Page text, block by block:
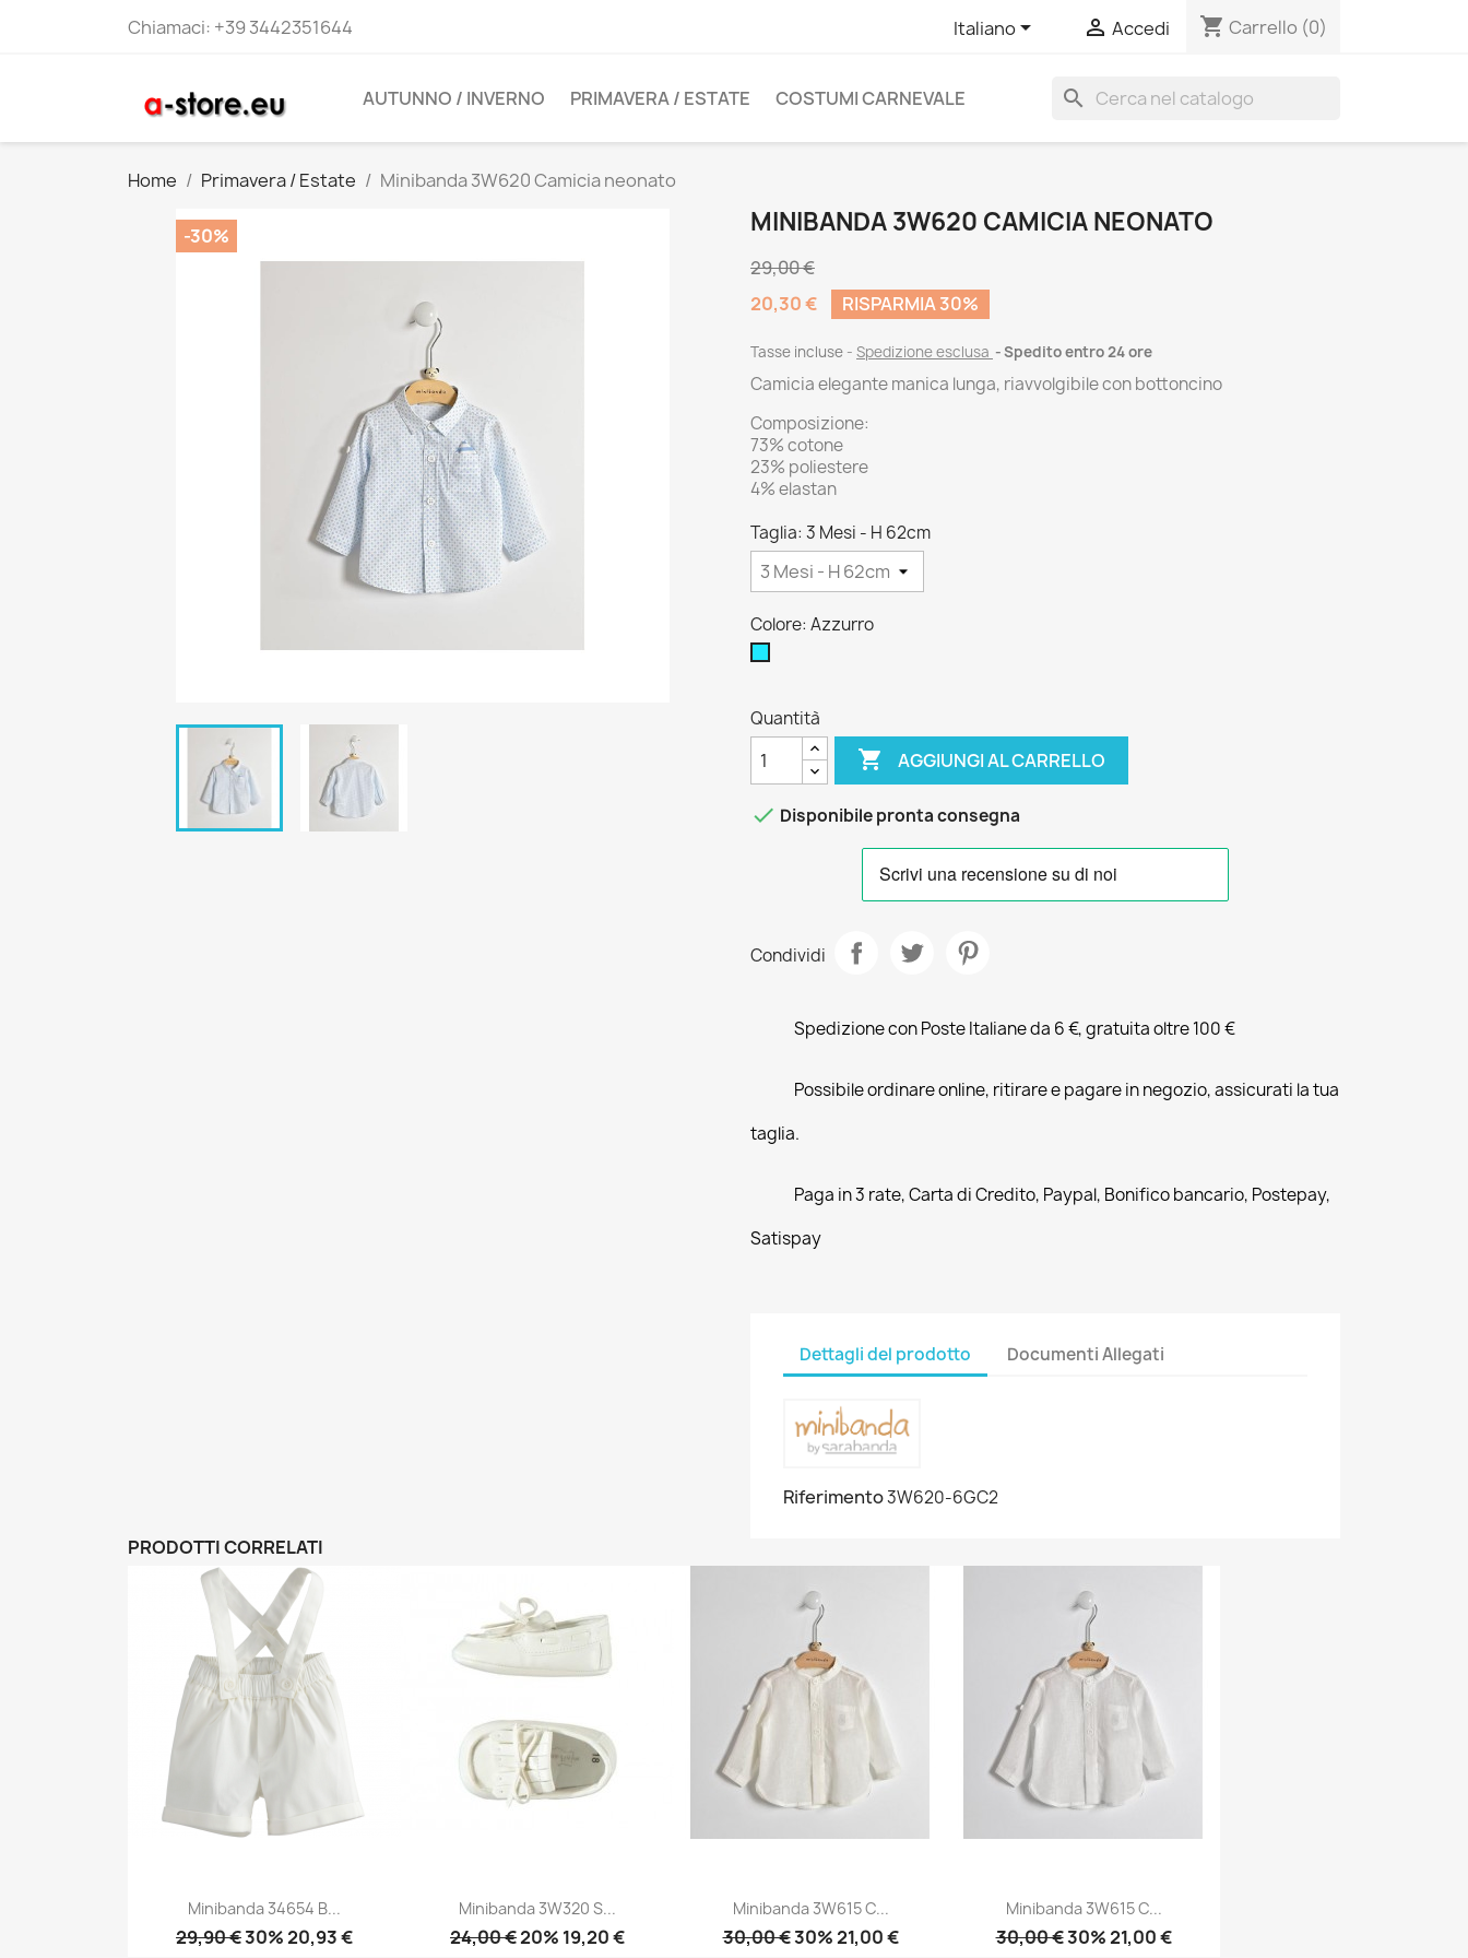
Chiamaci: +39 3442351644 Italiano  Accedi shopping_cart Carrello (0)
AUTUNNO / INVERNO PRIMAVERA / ESTATE COSTUMI CARNEVALE search
Home Primavera / Estate Minibanda 3W620 Camicia neonato
-30% MINIBANDA 3W620 CAMICIA NEONATO
29,00 €
20,30 €
RISPARMIA 30%
Tasse incluse Spedizione esclusa Spedito entro 24 ore
Camicia elegante manica lunga, riavvolgibile con bottoncino
Composizione:
73% cotone
23% poliestere
4% elastan
Taglia: 3 Mesi - H 62cm
Colore: Azzurro
Quantità
 AGGIUNGI AL CARRELLO
 Disponibile pronta consegna
Condividi
Spedizione con Poste Italiane da 6 €, gratuita oltre 100 €
Possibile ordinare online, ritirare e pagare in negozio, assicurati la tua
taglia.
Paga in 3 rate, Carta di Credito, Paypal, Bonifico bancario, Postepay,
Satispay
Dettagli del prodotto Documenti Allegati
Riferimento3W620-6GC2
PRODOTTI CORRELATI
Minibanda 34654 B...
29,90 €30% 20,93 €
Minibanda 3W320 S...
24,00 €20% 19,20 €
Minibanda 3W615 C...
30,00 €30% 21,00 €
Minibanda 3W615 C...
30,00 €30% 21,00 €